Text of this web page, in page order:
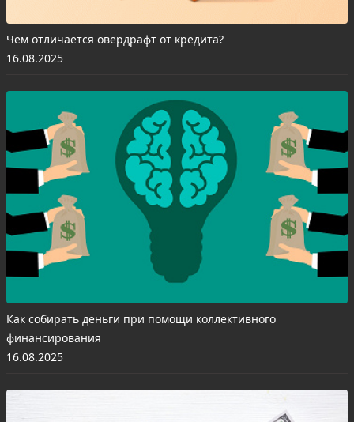
Чем отличается овердрафт от кредита?
16.08.2025
Как собирать деньги при помощи коллективного
финансирования
16.08.2025